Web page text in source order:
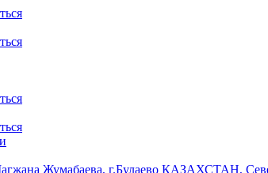
Жумабаева, г.Булаево КАЗАХСТАН,